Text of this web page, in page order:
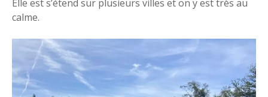
Elle est s’étend sur plusieurs villes et on y est très au
calme.